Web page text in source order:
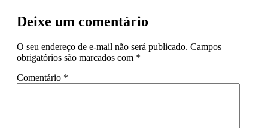
Deixe um comentário
O seu endereço de e-mail não será publicado. Campos
obrigatórios são marcados com *
Comentário *